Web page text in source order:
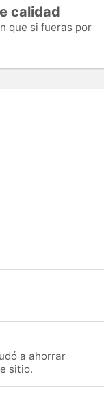
calidad
que si fueras por
a ahorrar
sitio.